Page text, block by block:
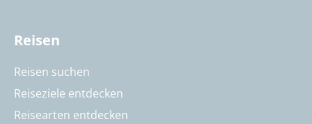
Reisen
Reisen suchen
Reiseziele entdecken
Reisearten entdecken